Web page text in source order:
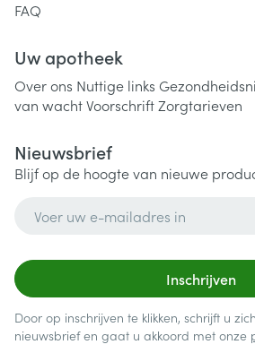
FAQ
Uw apotheek
Over ons Nuttige links
van wachtVoorschriftZorgtarieven
Nieuwsbrief
Blijf op de hoogte van nieuwe
Inschrijven
Door op inschrijven te klikken, schrijft u
nieuwsbrief en gaat u akkoord met onze